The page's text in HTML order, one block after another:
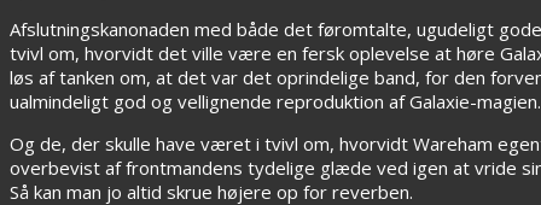
Afslutningskanonaden med både det føromtalte, ugudeligt
tvivl om, hvorvidt det ville være en fersk oplevelse at høre
løs af tanken om, at det var det oprindelige band, for den
ualmindeligt god og vellignende reproduktion af Galaxie-magien.
Og de, der skulle have været i tvivl om, hvorvidt Wareham
overbevist af frontmandens tydelige glæde ved igen at vride
Så kan man jo altid skrue højere op for reverben.